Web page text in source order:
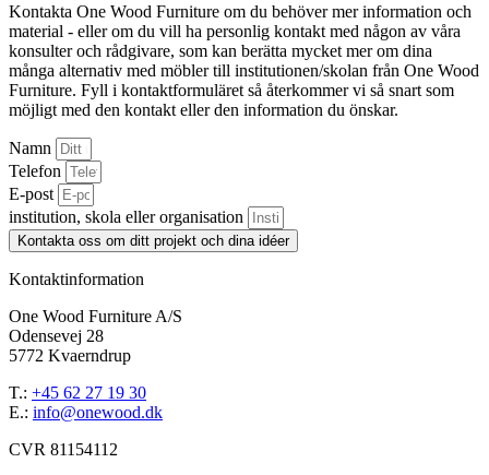
Kontakta One Wood Furniture om du behöver mer information och
material - eller om du vill ha personlig kontakt med någon av våra
konsulter och rådgivare, som kan berätta mycket mer om dina
många alternativ med möbler till institutionen/skolan från One Wood
Furniture. Fyll i kontaktformuläret så återkommer vi så snart som
möjligt med den kontakt eller den information du önskar.
Namn
Telefon
E-post
institution, skola eller organisation
Kontakta oss om ditt projekt och dina idéer
Kontaktinformation
One Wood Furniture A/S
Odensevej 28
5772 Kvaerndrup
T.: +45 62 27 19 30
E.: info@onewood.dk
CVR 81154112